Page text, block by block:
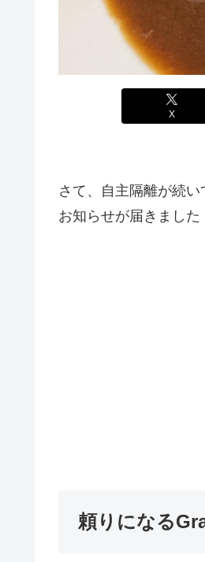
X
さて、自主隔離が続
お知らせが届きました
頼りになる